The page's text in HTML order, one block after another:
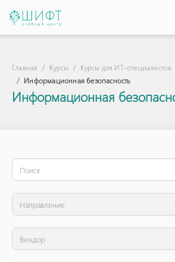
Главная Курсы
Курсы для ИТ-специалистов
Информационная безопасность
Информационная